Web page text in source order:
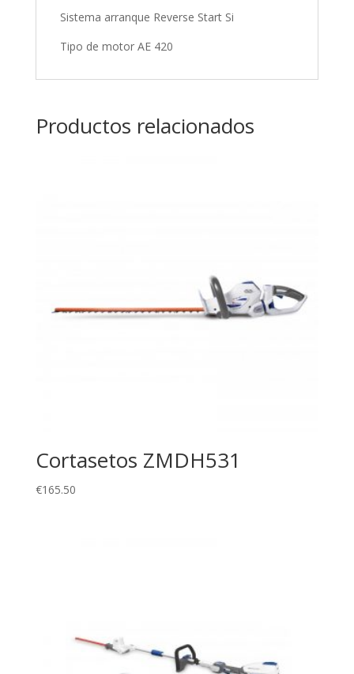
Sistema arranque Reverse Start Si
Tipo de motor AE 420
Productos relacionados
Cortasetos ZMDH531
€165.50